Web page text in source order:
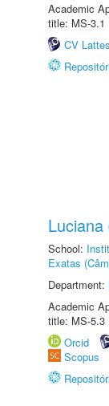
Academic
title: MS-3.1
CV Lattes
School:
Exatas
Department:
Academic
title: MS-5.3
Orcid
Scopus